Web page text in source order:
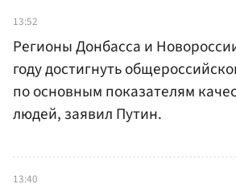
13:52
Регионы Донбасса и
году достигнуть
по основным показателям
людей, заявил Путин.
13:40